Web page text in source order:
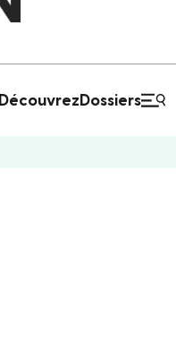
Découvrez Dossiers